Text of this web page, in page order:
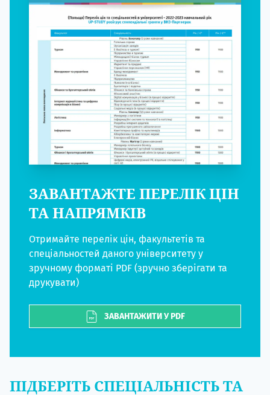
ЗАВАНТАЖТЕ ПЕРЕЛІК ЦІН
ТА НАПРЯМКІВ
Отримайте перелік цін, факультетів та
спеціальностей даного університету у
зручному форматі PDF (зручно зберігати та
друкувати)
ЗАВАНТАЖИТИ У PDF
ПІДБЕРІТЬ СПЕЦІАЛЬНІСТЬ ТА